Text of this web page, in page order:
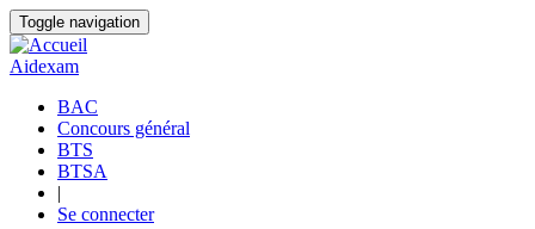
Aller
au
contenu
Toggle navigation
Aidexam
Navigation
principale
BAC
Concours général
BTS
BTSA
|
Se connecter